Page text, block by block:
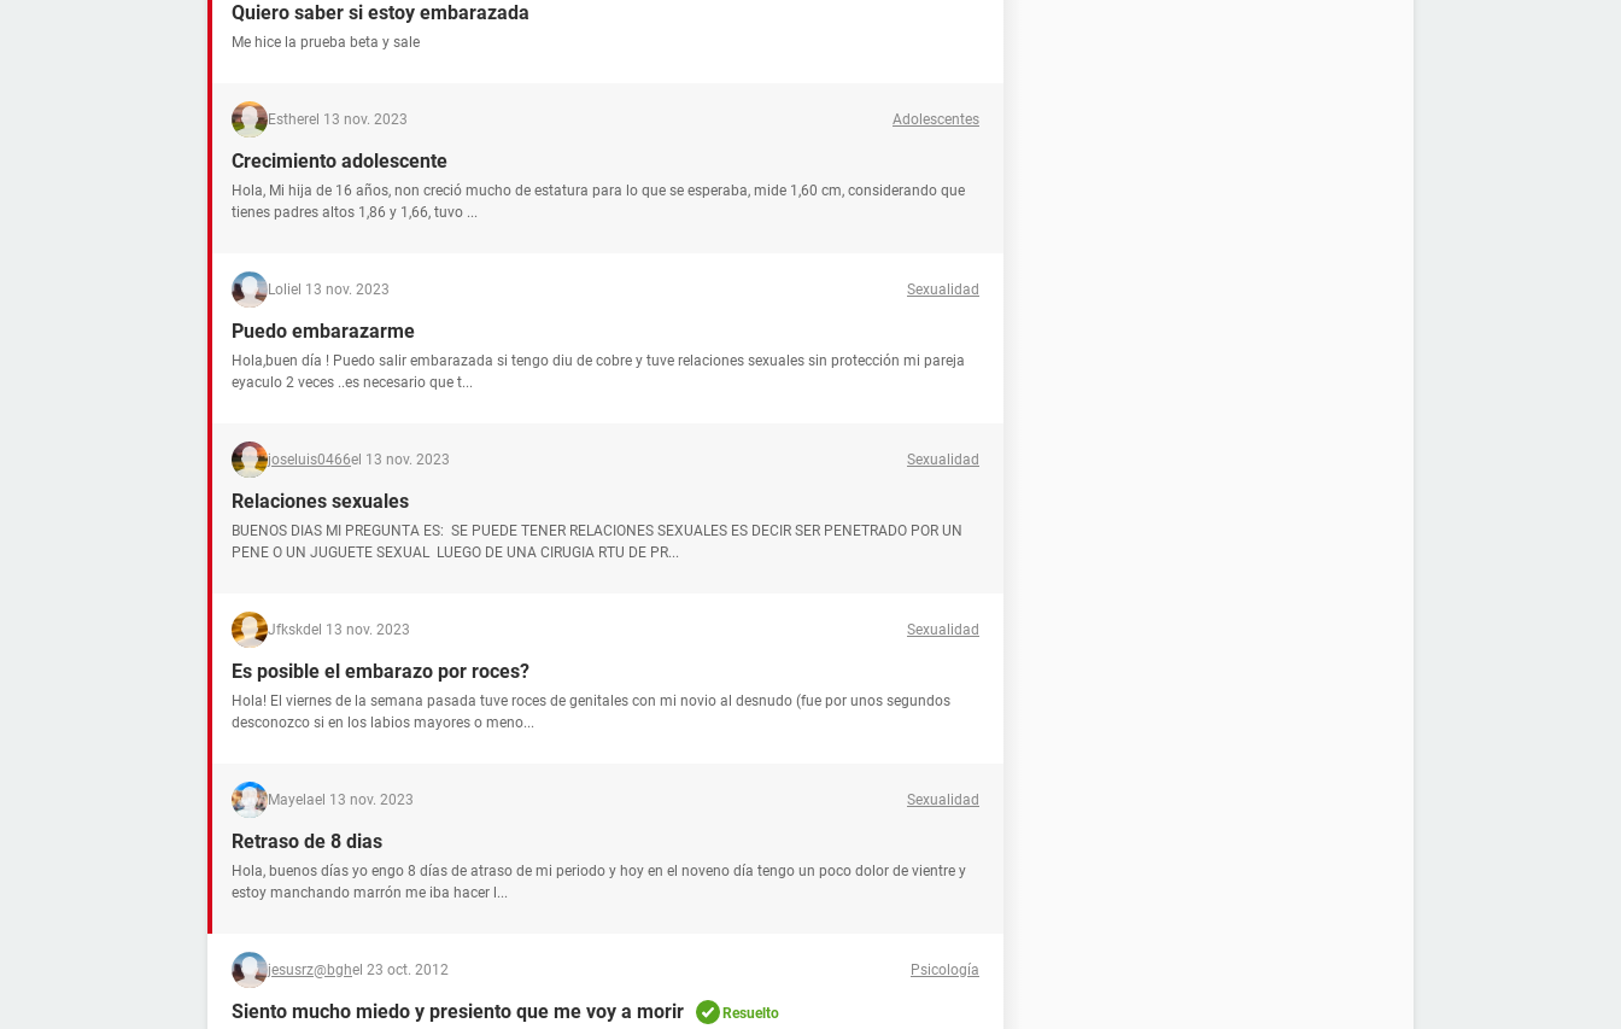
Quiero saber si estoy embarazada
Me hice la prueba beta y sale
Estherel 13 nov. 2023 Adolescentes
Crecimiento adolescente
Hola, Mi hija de 16 años, non creció mucho de estatura para lo que se esperaba, mide 1,60 cm, considerando que
tienes padres altos 1,86 y 1,66, tuvo ...
Loliel 13 nov. 2023 Sexualidad
Puedo embarazarme
Hola,buen día ! Puedo salir embarazada si tengo diu de cobre y tuve relaciones sexuales sin protección mi pareja
eyaculo 2 veces ..es necesario que t...
joseluis0466el 13 nov. 2023 Sexualidad
Relaciones sexuales
BUENOS DIAS MI PREGUNTA ES: SE PUEDE TENER RELACIONES SEXUALES ES DECIR SER PENETRADO POR UN
PENE O UN JUGUETE SEXUAL LUEGO DE UNA CIRUGIA RTU DE PR...
Jfkskdel 13 nov. 2023 Sexualidad
Es posible el embarazo por roces?
Hola! El viernes de la semana pasada tuve roces de genitales con mi novio al desnudo (fue por unos segundos
desconozco si en los labios mayores o meno...
Mayelael 13 nov. 2023 Sexualidad
Retraso de 8 dias
Hola, buenos días yo engo 8 días de atraso de mi periodo y hoy en el noveno día tengo un poco dolor de vientre y
estoy manchando marrón me iba hacer l...
jesusrz@bghel 23 oct. 2012 Psicología
Siento mucho miedo y presiento que me voy a morir
Resuelto